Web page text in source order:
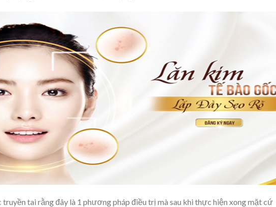
tai rằng đây là 1 phương pháp điều trị mà sau khi thực hiện xong mặt cứ